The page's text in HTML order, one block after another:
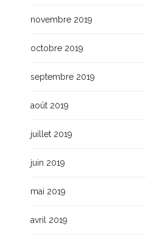
novembre 2019
octobre 2019
septembre 2019
août 2019
juillet 2019
juin 2019
mai 2019
avril 2019